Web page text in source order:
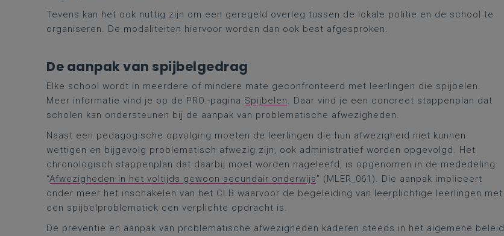
Tevens kan het ook nuttig zijn om een geregeld overleg tussen de lokale politie en de school te
organiseren. De modaliteiten hiervoor worden dan ook best afgesproken.
De aanpak van spijbelgedrag
Elke school wordt in meerdere of mindere mate geconfronteerd met leerlingen die spijbelen.
Meer informatie vind je op de PRO.-pagina Spijbelen. Daar vind je een concreet stappenplan dat
scholen kan ondersteunen bij de aanpak van problematische afwezigheden.
Naast een pedagogische opvolging moeten de leerlingen die hun afwezigheid niet kunnen
wettigen en bijgevolg problematisch afwezig zijn, ook administratief worden opgevolgd. Het
chronologisch stappenplan dat daarbij moet worden nageleefd, is opgenomen in de mededeling
“Afwezigheden in het voltijds gewoon secundair onderwijs” (MLER_061). Die aanpak impliceert
onder meer het inschakelen van het CLB waarvoor de begeleiding van leerplichtige leerlingen met
een spijbelproblematiek een verplichte opdracht is.
De preventie en aanpak van problematische afwezigheden kaderen steeds in het algemene beleid